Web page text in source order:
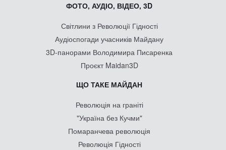
ФОТО, АУДІО, ВІДЕО, 3D
Світлини з Революції Гідності
Аудіоспогади учасників Майдану
3D-панорами Володимира Писаренка
Проєкт Maidan3D
ЩО ТАКЕ МАЙДАН
Революція на граніті
"Україна без Кучми"
Помаранчева революція
Революція Гідності